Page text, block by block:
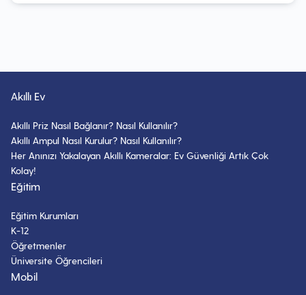
Akıllı Ev
Akıllı Priz Nasıl Bağlanır? Nasıl Kullanılır?
Akıllı Ampul Nasıl Kurulur? Nasıl Kullanılır?
Her Anınızı Yakalayan Akıllı Kameralar: Ev Güvenliği Artık Çok
Kolay!
Eğitim
Eğitim Kurumları
K-12
Öğretmenler
Üniversite Öğrencileri
Mobil